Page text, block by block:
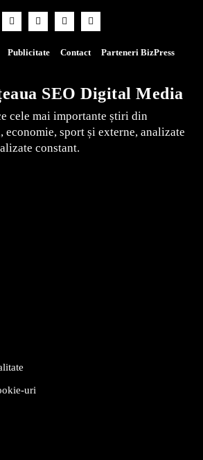
Publicitate Contact Parteneri BizPress
SEO Digital Media
cele mai importante știri din
sport și externe, analizate
constant.
uri